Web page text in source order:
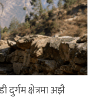
दुर्गम क्षेत्रमा अझै